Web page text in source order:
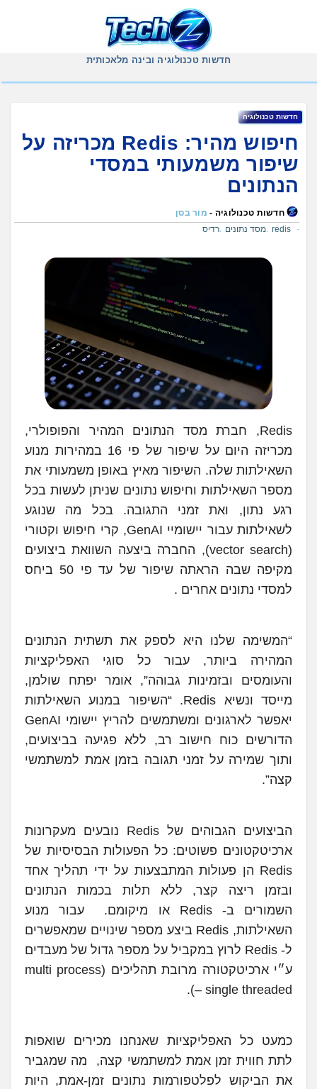
חדשות טכנולוגיה ובינה מלאכותית
חדשות טכנולוגיה
חיפוש מהיר: Redis מכריזה על
שיפור משמעותי במסדי
הנתונים
חדשות טכנולוגיה - מור בסן
redis מסד נתונים רדיס
Redis, חברת מסד הנתונים המהיר והפופולרי,
מכריזה היום על שיפור של פי 16 במהירות מנוע
השאילתות שלה. השיפור מאיץ באופן משמעותי את
מספר השאילתות וחיפוש נתונים שניתן לעשות בכל
רגע נתון, ואת זמני התגובה. בכל מה שנוגע
לשאילתות עבור יישומיי GenAI, קרי חיפוש וקטורי
(vector search), החברה ביצעה השוואת ביצועים
מקיפה שבה הראתה שיפור של עד פי 50 ביחס
למסדי נתונים אחרים .
“המשימה שלנו היא לספק את תשתית הנתונים
המהירה ביותר, עבור כל סוגי האפליקציות
והעומסים ובזמינות גבוהה”, אומר יפתח שולמן,
מייסד ונשיא Redis. “השיפור במנוע השאילתות
יאפשר לארגונים ומשתמשים להריץ יישומי GenAI
הדורשים כוח חישוב רב, ללא פגיעה בביצועים,
ותוך שמירה על זמני תגובה בזמן אמת למשתמשי
קצה”.
הביצועים הגבוהים של Redis נובעים מעקרונות
ארכיטקטונים פשוטים: כל הפעולות הבסיסיות של
Redis הן פעולות המתבצעות על ידי תהליך אחד
ובזמן ריצה קצר, ללא תלות בכמות הנתונים
השמורים ב- Redis או מיקומם. עבור מנוע
השאילתות, Redis ביצע מספר שינויים שמאפשרים
ל- Redis לרוץ במקביל על מספר גדול של מעבדים
ע״י ארכיטקטורה מרובת תהליכים (multi process
– single threaded).
כמעט כל האפליקציות שאנחנו מכירים שואפות
לתת חווית זמן אמת למשתמשי קצה, מה שמגביר
את הביקוש לפלטפורמות נתונים זמן-אמת, היות